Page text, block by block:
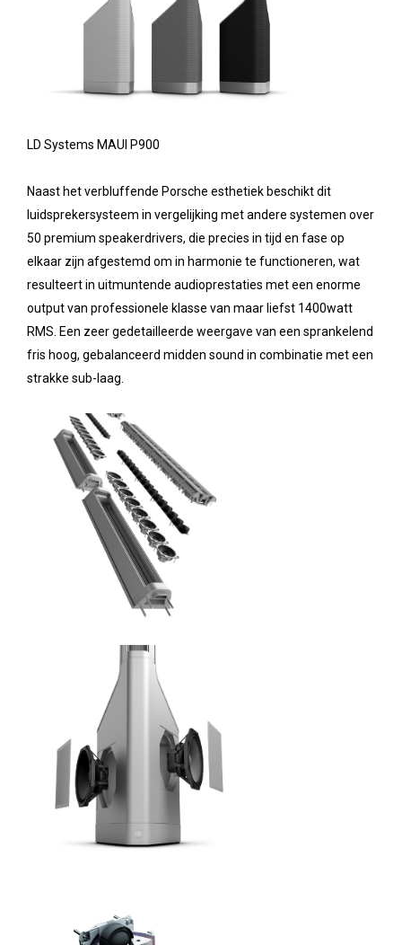
LD Systems MAUI P900
Naast het verbluffende Porsche esthetiek beschikt dit
luidsprekersysteem in vergelijking met andere systemen over
50 premium speakerdrivers, die precies in tijd en fase op
elkaar zijn afgestemd om in harmonie te functioneren, wat
resulteert in uitmuntende audioprestaties met een enorme
output van professionele klasse van maar liefst 1400watt
RMS. Een zeer gedetailleerde weergave van een sprankelend
fris hoog, gebalanceerd midden sound in combinatie met een
strakke sub-laag.